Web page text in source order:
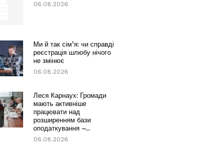
06.08.2026
Ми й так сім’я: чи справді
реєстрація шлюбу нічого
не змінює
06.08.2026
Леся Карнаух: Громади
мають активніше
працювати над
розширенням бази
оподаткування –...
06.08.2026